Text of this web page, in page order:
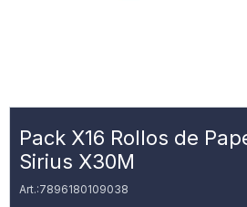
Pack X16 Rollos de
Sirius X30M
7896180109038